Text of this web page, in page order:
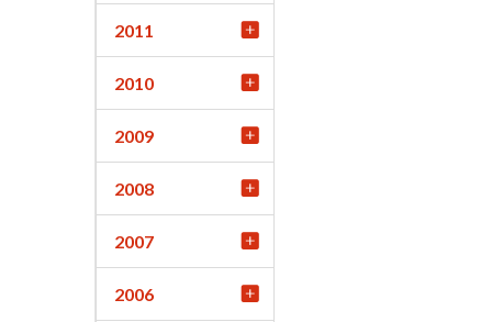
2011
2010
2009
2008
2007
2006